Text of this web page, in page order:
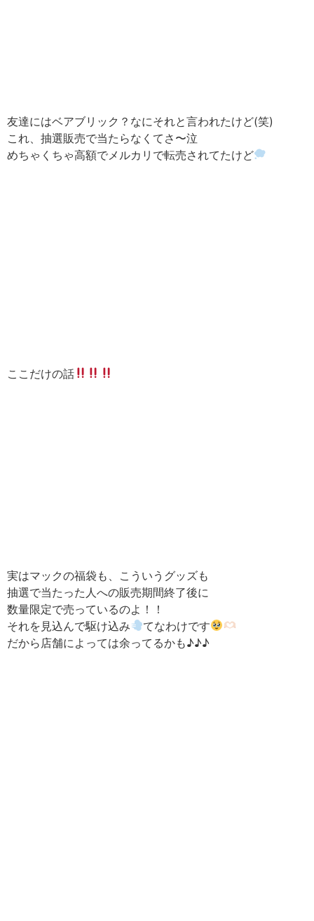
友達にはベアブリック？なにそれと言われたけど(笑)
これ、抽選販売で当たらなくてさ〜泣
めちゃくちゃ高額でメルカリで転売されてたけど
ここだけの話
実はマックの福袋も、こういうグッズも
抽選で当たった人への販売期間終了後に
数量限定で売っているのよ！！
それを見込んで駆け込み
てなわけです
だから店舗によっては余ってるかも♪♪♪